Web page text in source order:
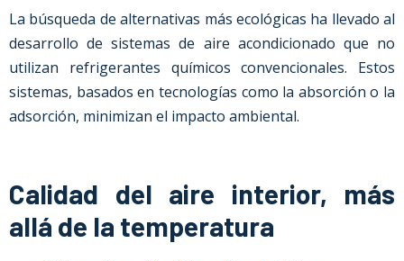
La búsqueda de alternativas más ecológicas ha llevado al
desarrollo de sistemas de aire acondicionado que no
utilizan refrigerantes químicos convencionales. Estos
sistemas, basados en tecnologías como la absorción o la
adsorción, minimizan el impacto ambiental.
Calidad del aire interior, más
allá de la temperatura